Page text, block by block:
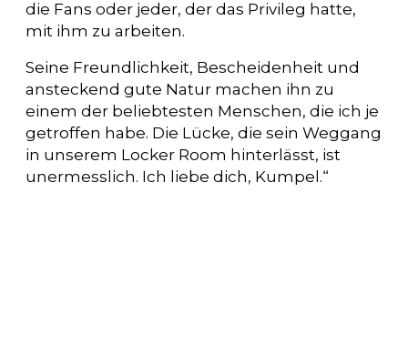
die Fans oder jeder, der das Privileg hatte,
mit ihm zu arbeiten.
Seine Freundlichkeit, Bescheidenheit und
ansteckend gute Natur machen ihn zu
einem der beliebtesten Menschen, die ich je
getroffen habe. Die Lücke, die sein Weggang
in unserem Locker Room hinterlässt, ist
unermesslich. Ich liebe dich, Kumpel.“